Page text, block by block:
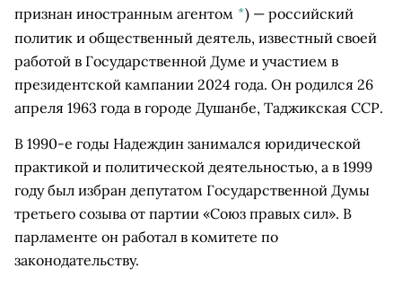
признан иностранным агентом *) — российский
политик и общественный деятель, известный своей
работой в Государственной Думе и участием в
президентской кампании 2024 года. Он родился 26
апреля 1963 года в городе Душанбе, Таджикская ССР.
В 1990-е годы Надеждин занимался юридической
практикой и политической деятельностью, а в 1999
году был избран депутатом Государственной Думы
третьего созыва от партии «Союз правых сил». В
парламенте он работал в комитете по
законодательству.